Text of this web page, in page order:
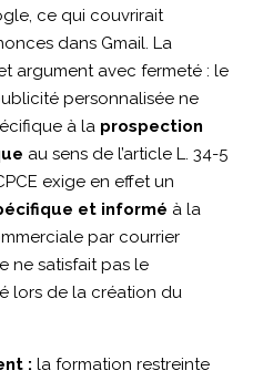
ce qui couvrirait
dans Gmail. La
argument avec fermeté : le
personnalisée ne
à la prospection
au sens de l’article L. 34-5
exige en effet un
et informé à la
par courrier
ne satisfait pas le
lors de la création du
: la formation restreinte